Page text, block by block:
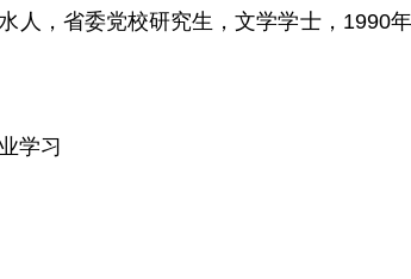
人，省委党校研究生，文学学士，1990
学习